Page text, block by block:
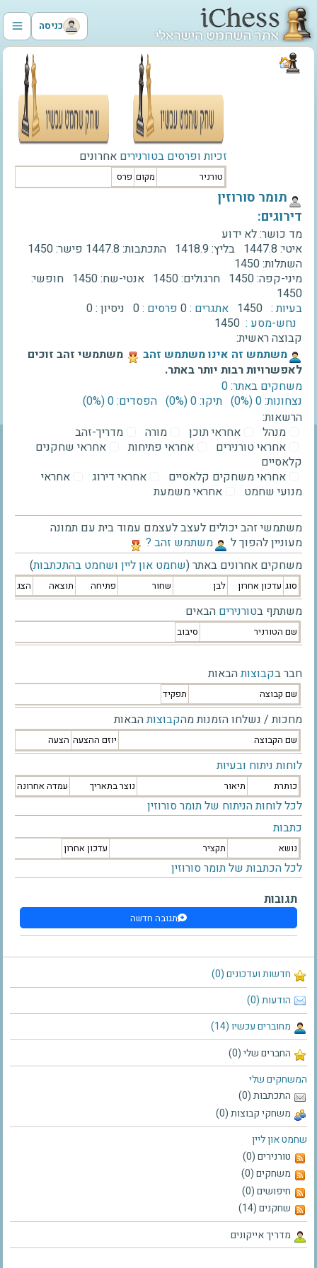
כניסה
חדשות ועדכונים (0)
הודעות (0)
מחוברים עכשיו (14)
החברים שלי (0)
המשחקים שלי
התכתבות (0)
משחקי קבוצות (0)
שחמט און ליין
טורנירים (0)
משחקים (0)
חיפושים (0)
שחקנים (14)
מדריך אייקונים
זכיות ופרסים בטורנירים אחרונים
טורניר מקום פרס
‫תומר סורוזין‬
דירוגים:
מד כושר:לא ידוע
איטי: 1447.8 בליץ:1418.9 התכתבות: 1447.8 פישר:1450
השתלות:1450
מיני-קפה:1450 חרגולים:1450 אנטי-שח:1450 חופשי:
1450
בעיות : 1450 אתגרים :0 פרסים :0 ניסיון :0
נחש-מסע : 1450
קבוצה ראשית:
‫משתמש זה אינו משתמש זהב‬
משתמשי זהב זוכים
לאפשרויות רבות יותר באתר.
משחקים באתר: 0
נצחונות: 0 ‫(0%)‬
תיקו: 0 ‫(0%)‬
הפסדים: 0 ‫(0%)‬
הרשאות:
מנהל
אחראי תוכן מורה
מדריך-זהב
אחראי טורנירים
אחראי פתיחות
אחראי שחקנים
קלאסיים
אחראי משחקים קלאסיים
אחראי דירוג
אחראי
מנועי שחמט
אחראי משמעת
משתמשי זהב יכולים לעצב לעצמם עמוד בית עם תמונה
מעוניין להפוך ל
‫משתמש זהב ?‬
משחקים אחרונים באתר (שחמט און ליין ושחמט בהתכתבות)
סוג עדכון אחרון לבן שחור פתיחה תוצאה הצג
משתתף בטורנירים הבאים
שם הטורניר סיבוב
חבר בקבוצותהבאות
שם קבוצה תפקיד
מחכות / נשלחו הזמנות מהקבוצותהבאות
שם הקבוצה יוזם ההצעה הצעה
לוחות ניתוח ובעיות
כותרת תיאור נוצר בתאריך עמדה אחרונה
לכל לוחות הניתוח של תומר סורוזין
כתבות
נושא תקציר עדכון אחרון
לכל הכתבות של תומר סורוזין
תגובות
תגובה חדשה